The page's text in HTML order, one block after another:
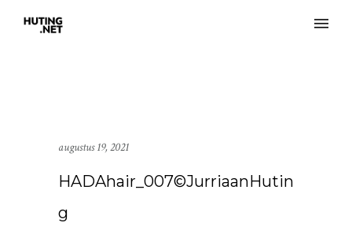
augustus 19, 2021
HADAhair_007©JurriaanHutin
g